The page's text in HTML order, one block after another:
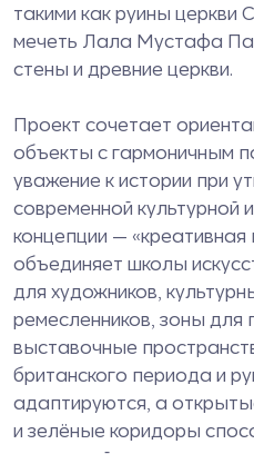
такими как руины церкви
мечеть Лала Мустафа
стены и древние церкви.
Проект сочетает
объекты с гармоничным
уважение к истории при
современной культурной
концепции — «креативная
объединяет школы
для художников,
ремесленников, зоны для
выставочные
британского периода и
адаптируются, а
и зелёные коридоры